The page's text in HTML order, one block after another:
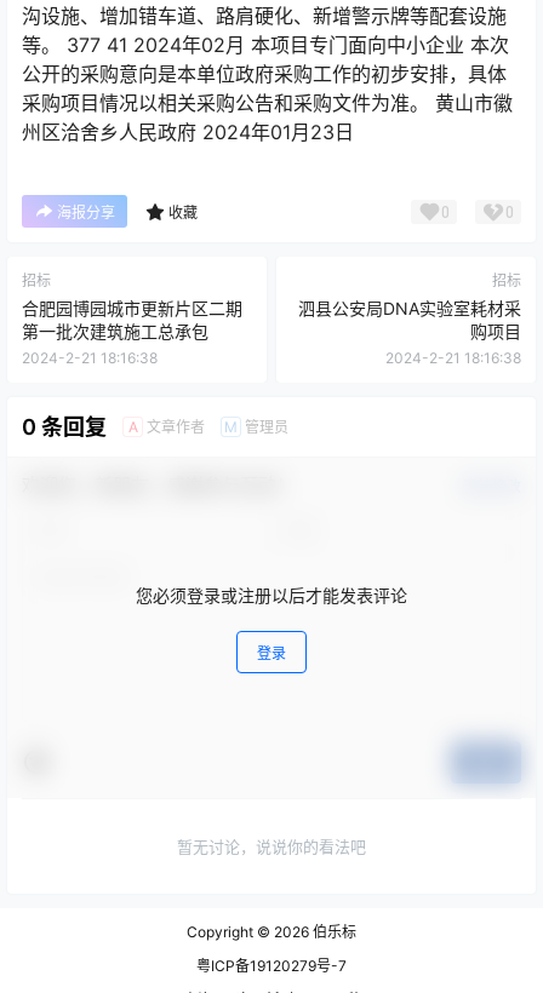
沟设施、增加错车道、路肩硬化、新增警示牌等配套设施
等。 377 41 2024年02月 本项目专门面向中小企业 本次
公开的采购意向是本单位政府采购工作的初步安排，具体
采购项目情况以相关采购公告和采购文件为准。 黄山市徽
州区洽舍乡人民政府 2024年01月23日
海报分享 收藏 0 0
招标
合肥园博园城市更新片区二期
第一批次建筑施工总承包
2024-2-21 18:16:38
招标
泗县公安局DNA实验室耗材采
购项目
2024-2-21 18:16:38
0 条回复 A 文章作者 M 管理员
您必须登录或注册以后才能发表评论
登录
暂无讨论，说说你的看法吧
Copyright © 2026 伯乐标
粤ICP备19120279号-7